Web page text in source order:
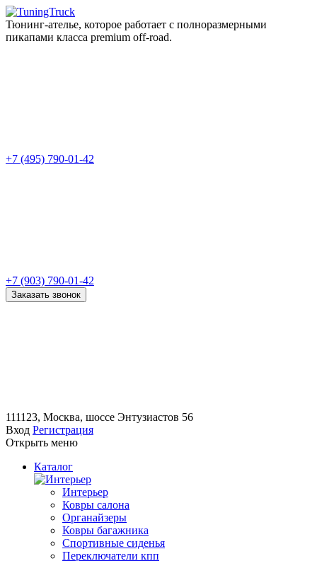
Тюнинг-ателье, которое работает с полноразмерными
пикапами класса premium off-road.
+7 (495) 790-01-42
+7 (903) 790-01-42
Заказать звонок
111123, Москва, шоссе Энтузиастов 56
Вход Регистрация
Открыть меню
Каталог
Интерьер
Ковры салона
Органайзеры
Ковры багажника
Спортивные сиденья
Переключатели кпп